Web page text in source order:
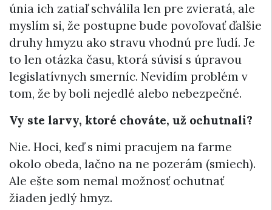
únia ich zatiaľ schválila len pre zvieratá, ale
myslím si, že postupne bude povoľovať ďalšie
druhy hmyzu ako stravu vhodnú pre ľudí. Je
to len otázka času, ktorá súvisí s úpravou
legislatívnych smerníc. Nevidím problém v
tom, že by boli nejedlé alebo nebezpečné.
Vy ste larvy, ktoré chováte, už ochutnali?
Nie. Hoci, keď s nimi pracujem na farme
okolo obeda, lačno na ne pozerám (smiech).
Ale ešte som nemal možnosť ochutnať
žiaden jedlý hmyz.